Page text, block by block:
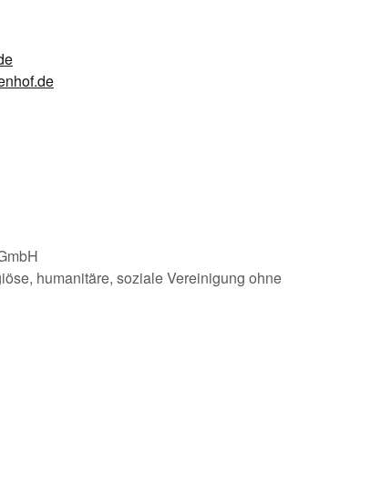
humanitäre, soziale Vereinigung ohne